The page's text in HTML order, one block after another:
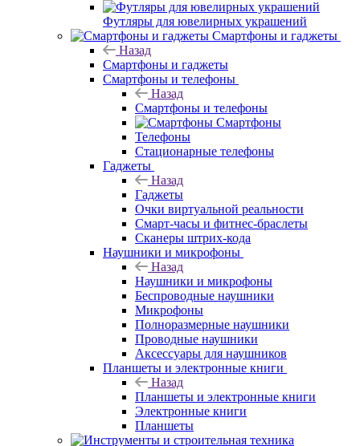
Футляры для ювелирных украшений
Смартфоны и гаджеты
Назад
Смартфоны и гаджеты
Смартфоны и телефоны
Назад
Смартфоны и телефоны
Смартфоны
Телефоны
Стационарные телефоны
Гаджеты
Назад
Гаджеты
Очки виртуальной реальности
Смарт-часы и фитнес-браслеты
Сканеры штрих-кода
Наушники и микрофоны
Назад
Наушники и микрофоны
Беспроводные наушники
Микрофоны
Полноразмерные наушники
Проводные наушники
Аксессуары для наушников
Планшеты и электронные книги
Назад
Планшеты и электронные книги
Электронные книги
Планшеты